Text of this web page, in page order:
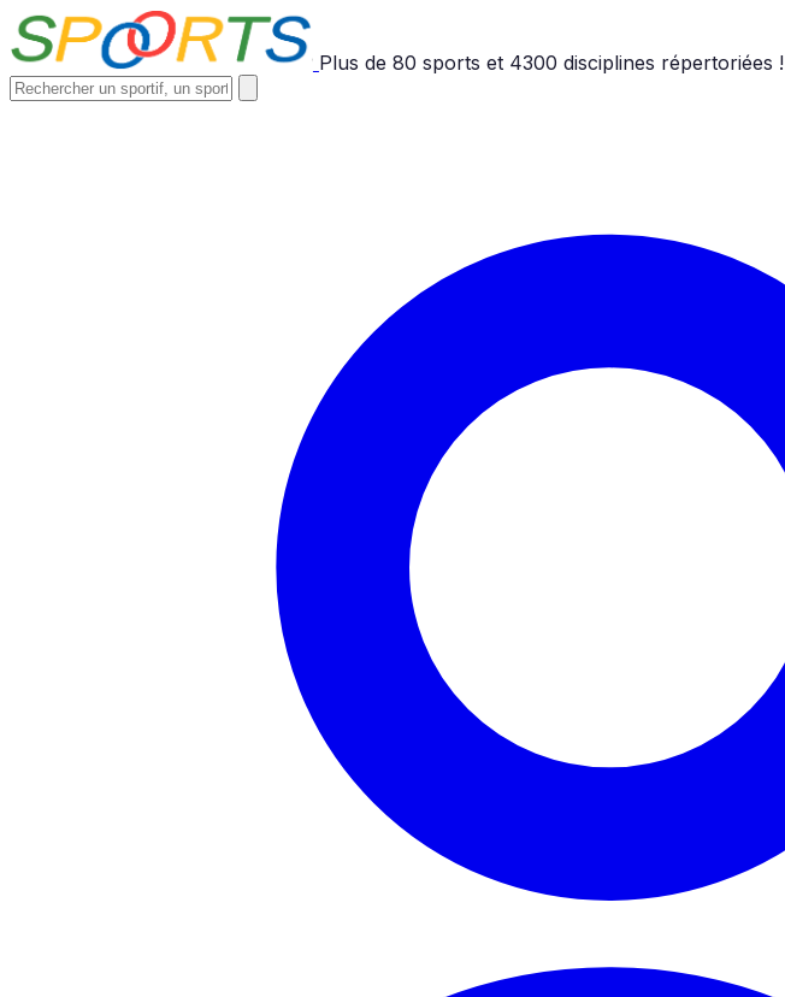
Plus de 80 sports et 4300 disciplines répertoriées !